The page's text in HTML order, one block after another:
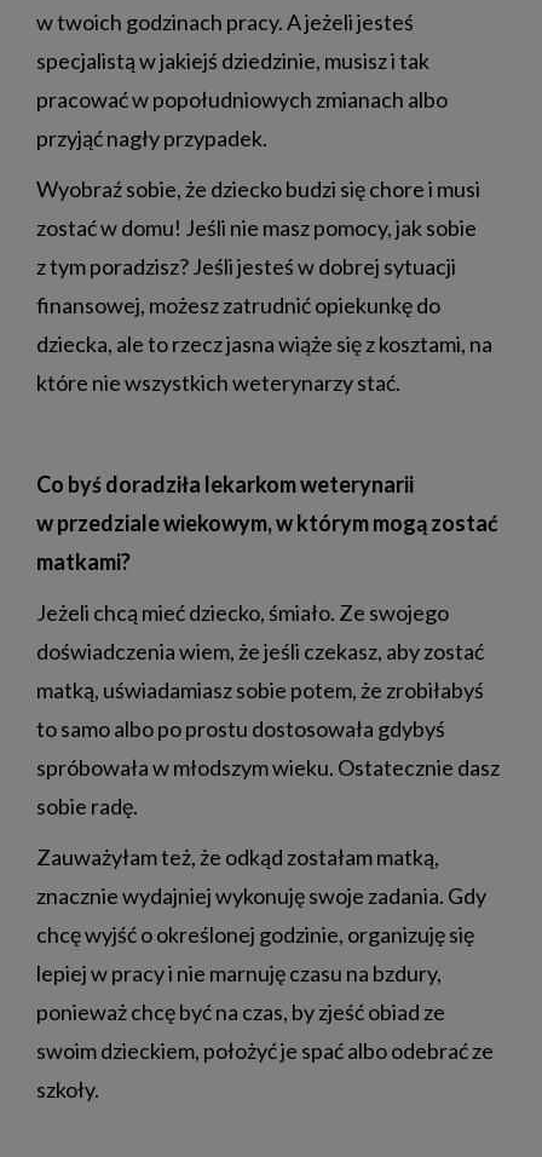
w twoich godzinach pracy. A jeżeli jesteś
specjalistą w jakiejś dziedzinie, musisz i tak
pracować w popołudniowych zmianach albo
przyjąć nagły przypadek.
Wyobraź sobie, że dziecko budzi się chore i musi
zostać w domu! Jeśli nie masz pomocy, jak sobie
z tym poradzisz? Jeśli jesteś w dobrej sytuacji
finansowej, możesz zatrudnić opiekunkę do
dziecka, ale to rzecz jasna wiąże się z kosztami, na
które nie wszystkich weterynarzy stać.
Co byś doradziła lekarkom weterynarii
w przedziale wiekowym, w którym mogą zostać
matkami?
Jeżeli chcą mieć dziecko, śmiało. Ze swojego
doświadczenia wiem, że jeśli czekasz, aby zostać
matką, uświadamiasz sobie potem, że zrobiłabyś
to samo albo po prostu dostosowała gdybyś
spróbowała w młodszym wieku. Ostatecznie dasz
sobie radę.
Zauważyłam też, że odkąd zostałam matką,
znacznie wydajniej wykonuję swoje zadania. Gdy
chcę wyjść o określonej godzinie, organizuję się
lepiej w pracy i nie marnuję czasu na bzdury,
ponieważ chcę być na czas, by zjeść obiad ze
swoim dzieckiem, położyć je spać albo odebrać ze
szkoły.